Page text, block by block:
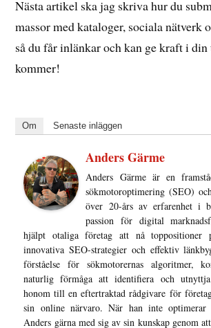
Nästa artikel ska jag skriva hur du
massor med kataloger, sociala nätverk
så du får inlänkar och kan ge kraft i
kommer!
Om Senaste inläggen
Anders Gärme
Anders Gärme är en
sökmotoroptimering (SEO)
över 20-års av erfarenhet i
passion för digital
hjälpt otaliga företag att nå toppositioner
innovativa SEO-strategier och effektiv
förståelse för sökmotorernas algoritmer,
naturlig förmåga att identifiera och
honom till en eftertraktad rådgivare för
sin online närvaro. När han inte optimerar
Anders gärna med sig av sin kunskap genom